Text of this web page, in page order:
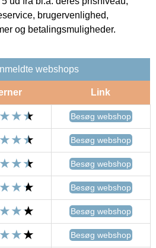
brugervenlighed,
og betalingsmuligheder.
webshops
Link
Besøg webshop
Besøg webshop
Besøg webshop
Besøg webshop
Besøg webshop
Besøg webshop